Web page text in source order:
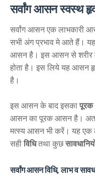
सर्वांग आसन स्वस्थ
सर्वांग आसन एक लाभकारी
सभी अंग प्रभाव मे आते हैं।
आसन है। इस आसन से शरीर
होता है। इस लिये यह आसन
है।
इस आसन के बाद इसका
आसन का पूरक आसन है।
मत्स्य आसन भी करें। यह एक
सहीविधितथा कुछ
सर्वांग आसन विधि, लाभ व